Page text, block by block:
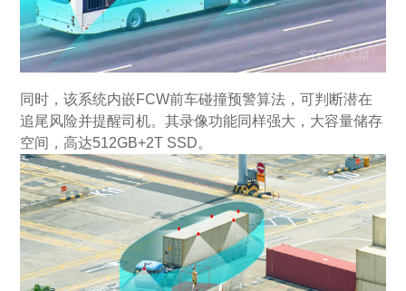
同时，该系统内嵌FCW前车碰撞预警算法，可判断潜在
追尾风险并提醒司机。其录像功能同样强大，大容量储存
空间，高达512GB+2T SSD。